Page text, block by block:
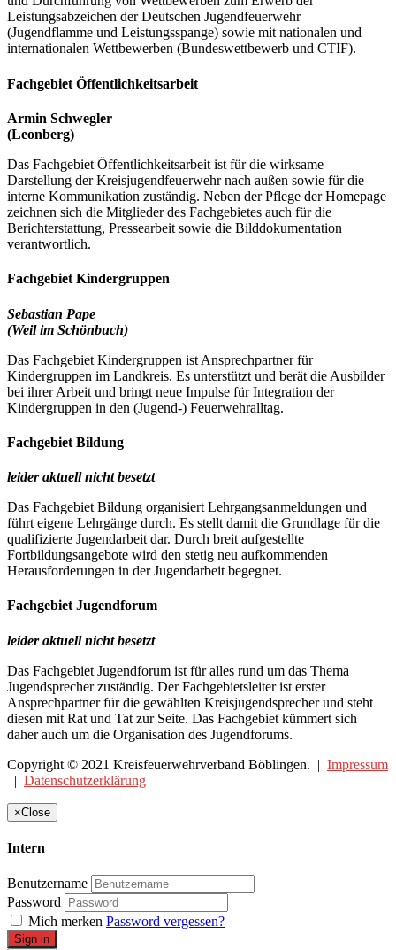
Leistungsabzeichen der Deutschen Jugendfeuerwehr
(Jugendflamme und Leistungsspange) sowie mit nationalen und
internationalen Wettbewerben (Bundeswettbewerb und CTIF).
Fachgebiet Öffentlichkeitsarbeit
Armin Schwegler
(Leonberg)
Das Fachgebiet Öffentlichkeitsarbeit ist für die wirksame
Darstellung der Kreisjugendfeuerwehr nach außen sowie für die
interne Kommunikation zuständig. Neben der Pflege der Homepage
zeichnen sich die Mitglieder des Fachgebietes auch für die
Berichterstattung, Pressearbeit sowie die Bilddokumentation
verantwortlich.
Fachgebiet Kindergruppen
Sebastian Pape
(Weil im Schönbuch)
Das Fachgebiet Kindergruppen ist Ansprechpartner für
Kindergruppen im Landkreis. Es unterstützt und berät die Ausbilder
bei ihrer Arbeit und bringt neue Impulse für Integration der
Kindergruppen in den (Jugend-) Feuerwehralltag.
Fachgebiet Bildung
leider aktuell nicht besetzt
Das Fachgebiet Bildung organisiert Lehrgangsanmeldungen und
führt eigene Lehrgänge durch. Es stellt damit die Grundlage für die
qualifizierte Jugendarbeit dar. Durch breit aufgestellte
Fortbildungsangebote wird den stetig neu aufkommenden
Herausforderungen in der Jugendarbeit begegnet.
Fachgebiet Jugendforum
leider aktuell nicht besetzt
Das Fachgebiet Jugendforum ist für alles rund um das Thema
Jugendsprecher zuständig. Der Fachgebietsleiter ist erster
Ansprechpartner für die gewählten Kreisjugendsprecher und steht
diesen mit Rat und Tat zur Seite. Das Fachgebiet kümmert sich
daher auch um die Organisation des Jugendforums.
Copyright © 2021 Kreisfeuerwehrverband Böblingen. | Impressum
| Datenschutzerklärung
×Close
Intern
Benutzername
Password
Mich merken Password vergessen?
Sign in